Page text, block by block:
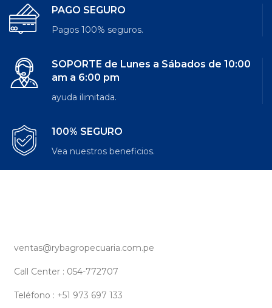
PAGO SEGURO
Pagos 100% seguros.
SOPORTE de Lunes a Sábados de 10:00
am a 6:00 pm
ayuda ilimitada.
100% SEGURO
Vea nuestros beneficios.
ventas@rybagropecuaria.com.pe
Call Center : 054-772707
Teléfono : +51 973 697 133